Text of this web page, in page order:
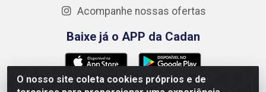
O nosso site coleta cookies próprios e de
Acompanhe nossas ofertas
Baixe já o APP da Cadan
Formas de Pagamento